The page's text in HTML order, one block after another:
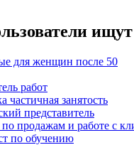
ищут
для женщин после 50
работ
частичная занятость
представитель
продажам и работе с
по обучению